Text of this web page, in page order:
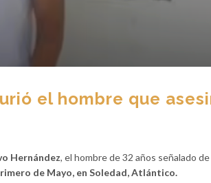
el hombre que
Hernández, el hombre de 32 años señalado de
de Mayo, en Soledad, Atlántico.